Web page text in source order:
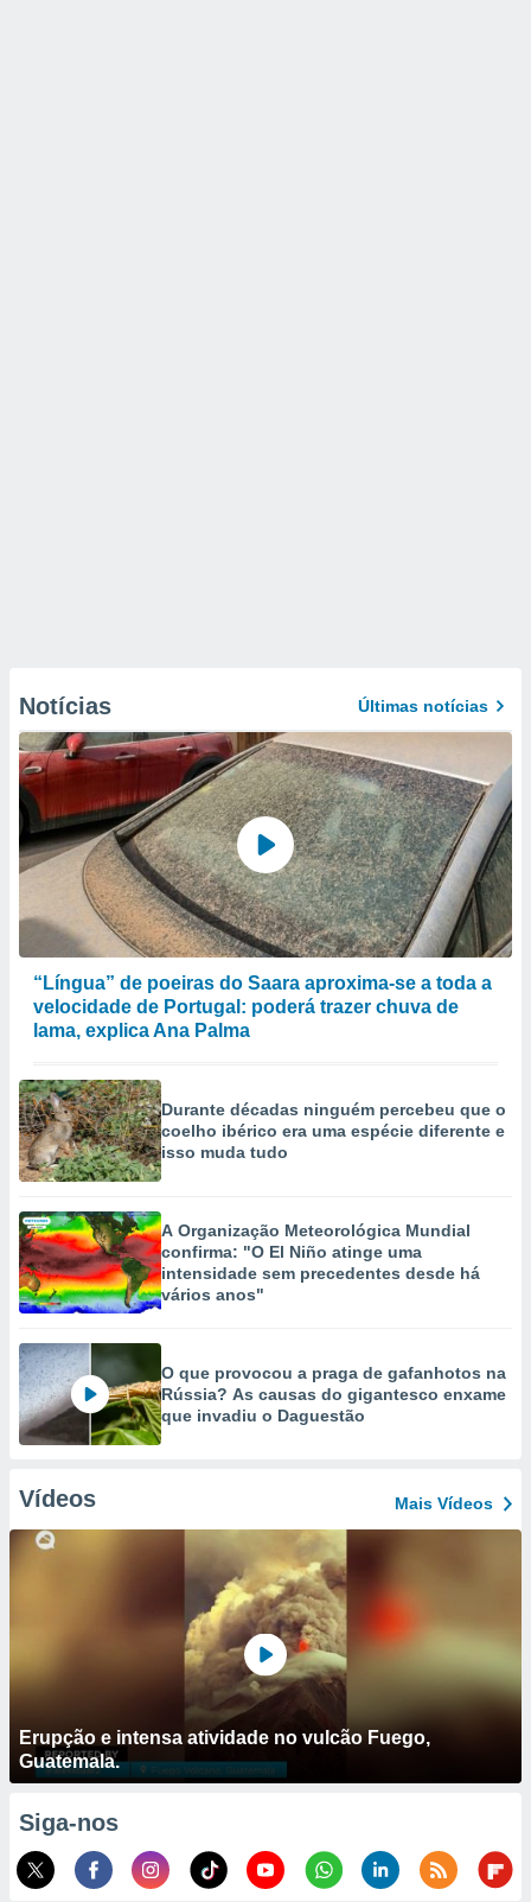
Notícias Últimas notícias
“Língua” de poeiras do Saara aproxima-se a toda a
velocidade de Portugal: poderá trazer chuva de
lama, explica Ana Palma
Durante décadas ninguém percebeu que o
coelho ibérico era uma espécie diferente e
isso muda tudo
A Organização Meteorológica Mundial
confirma: "O El Niño atinge uma
intensidade sem precedentes desde há
vários anos"
O que provocou a praga de gafanhotos na
Rússia? As causas do gigantesco enxame
que invadiu o Daguestão
Vídeos Mais Vídeos
Erupção e intensa atividade no vulcão Fuego,
Guatemala.
Siga-nos